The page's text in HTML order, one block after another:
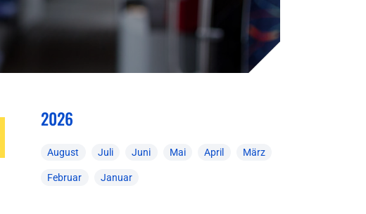
2026
August Juli Juni Mai April März
Februar Januar